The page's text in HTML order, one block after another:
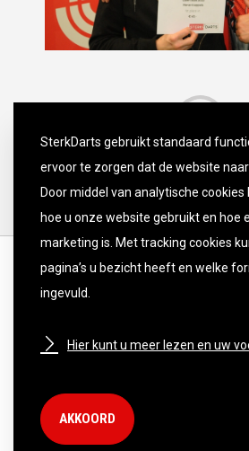
DISCLAIMER
SterkDarts gebruikt standaard
ervoor te zorgen dat de website
Door middel van analytische
hoe u onze website gebruikt en hoe
marketing is. Met tracking cookies
pagina’s u bezicht heeft en welke
ingevuld.
Hier kunt u meer lezen en uw
AKKOORD